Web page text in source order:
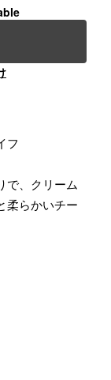
フ
で、クリーム
柔らかいチー